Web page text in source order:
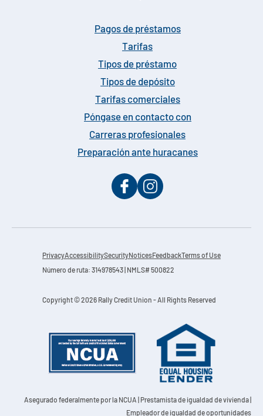
Pagos de préstamos
Tarifas
Tipos de préstamo
Tipos de depósito
Tarifas comerciales
Póngase en contacto con
Carreras profesionales
Preparación ante huracanes
PrivacyAccessibilitySecurityNoticesFeedback Terms of Use
Número de ruta: 314978543 | NMLS# 500822
Copyright © 2026 Rally Credit Union - All Rights Reserved
Asegurado federalmente por la NCUA | Prestamista de igualdad de vivienda |
Empleador de igualdad de oportunidades